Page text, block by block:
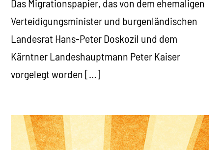
Das Migrationspapier, das von dem ehemaligen
Verteidigungsminister und burgenländischen
Landesrat Hans-Peter Doskozil und dem
Kärntner Landeshauptmann Peter Kaiser
vorgelegt worden […]